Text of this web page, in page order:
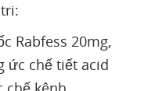
Rabfess 20mg,
ức chế tiết acid